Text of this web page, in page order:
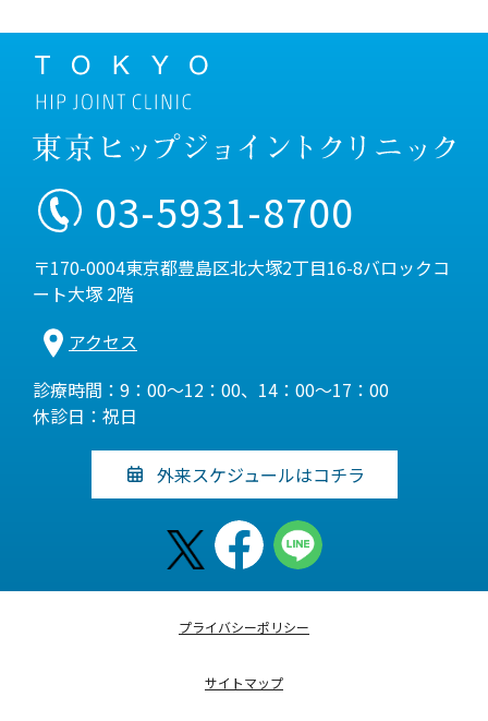
03-5931-8700
〒170-0004東京都豊島区北大塚2丁目16-8バロックコ
ート大塚 2階
アクセス
診療時間：9：00～12：00、14：00～17：00
休診日：祝日
外来スケジュールはコチラ
プライバシーポリシー
サイトマップ